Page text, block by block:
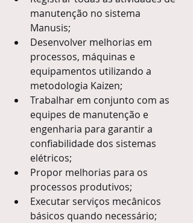
manutenção no sistema
Manusis;
Desenvolver melhorias em
processos, máquinas e
equipamentos utilizando a
metodologia Kaizen;
Trabalhar em conjunto com as
equipes de manutenção e
engenharia para garantir a
confiabilidade dos sistemas
elétricos;
Propor melhorias para os
processos produtivos;
Executar serviços mecânicos
básicos quando necessário;